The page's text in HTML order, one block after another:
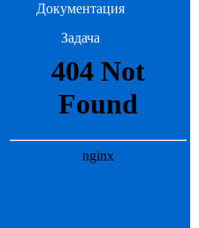
Документация
Задача